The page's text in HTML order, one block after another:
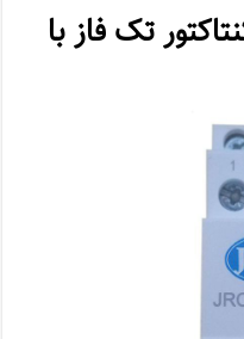
تک فاز با